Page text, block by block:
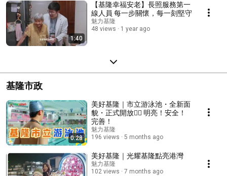
1:40
【基隆幸福安老】長照服務第一
線人員 每一步關懷，每一刻堅守
魅力基隆
48 views
1 year ago
基隆市政
0:28
美好基隆｜市立游泳池・全新面
貌・正式開放🏊‍♀️ 明亮！安全！
完善！
魅力基隆
196 views
5 months ago
美好基隆｜光耀基隆點亮港灣
魅力基隆
102 views
7 months ago